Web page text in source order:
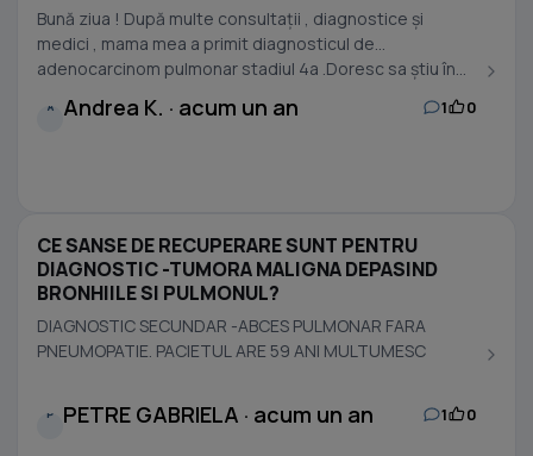
Bună ziua ! După multe consultații , diagnostice și
medici , mama mea a primit diagnosticul de
adenocarcinom pulmonar stadiul 4a .Doresc sa știu în...
A Andrea K. · acum un an 1 0
CE SANSE DE RECUPERARE SUNT PENTRU
DIAGNOSTIC -TUMORA MALIGNA DEPASIND
BRONHIILE SI PULMONUL?
DIAGNOSTIC SECUNDAR -ABCES PULMONAR FARA
PNEUMOPATIE. PACIETUL ARE 59 ANI MULTUMESC
P PETRE GABRIELA · acum un an 1 0